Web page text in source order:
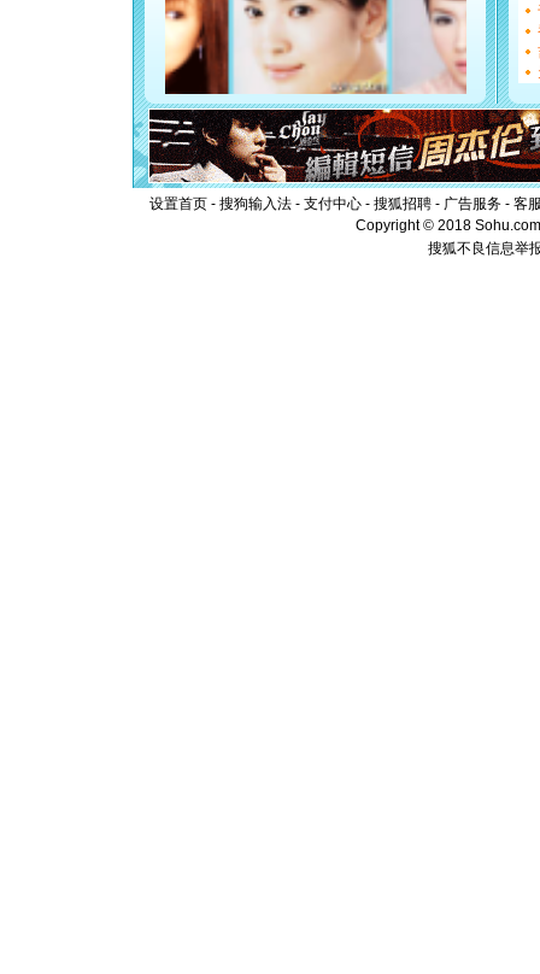
[元旦]
看
断电。
你是我
[元旦]
如
起；二
离。水晶
[元旦]当
泣，这痛
卖了。水
[春节] 风
颜！冬去
道一声平
[春节]传
设置首页 - 搜狗输入法 - 支付中心 - 搜狐招聘 - 广告服务 - 客
Copyright © 2018
搜狐不良信息举